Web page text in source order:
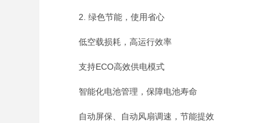
2. 绿色节能，使用省心
低空载损耗，高运行效率
支持ECO高效供电模式
智能化电池管理，保障电池寿命
自动屏保、自动风扇调速，节能提效